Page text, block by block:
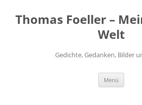
Thomas Foeller –
Welt
Gedichte, Gedanken, Bilder
Menü